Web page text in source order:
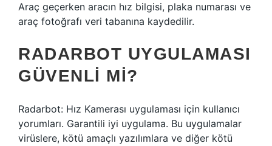
Araç geçerken aracın hız bilgisi, plaka numarası ve
araç fotoğrafı veri tabanına kaydedilir.
RADARBOT UYGULAMASI
GÜVENLI MI?
Radarbot: Hız Kamerası uygulaması için kullanıcı
yorumları. Garantili iyi uygulama. Bu uygulamalar
virüslere, kötü amaçlı yazılımlara ve diğer kötü